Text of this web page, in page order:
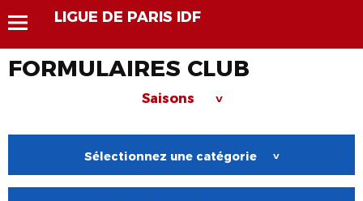
LIGUE DE PARIS IDF
FORMULAIRES CLUB
Saisons >
Sélectionnez une catégorie >